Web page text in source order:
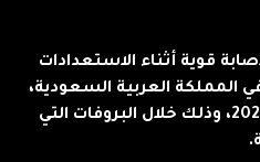
قوية أثناء الاستعدادات
المملكة العربية السعودية،
ضمن فعاليات موسم جدة 2025، وذلك خلال البروفات التي